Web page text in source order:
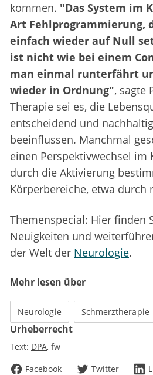
kommen. "Das System im
Art Fehlprogrammierung,
einfach wieder auf Null
ist nicht wie bei einem
man einmal runterfährt
wieder in Ordnung", sagte
Therapie sei es, die
entscheidend und
beeinflussen. Manchmal
einen Perspektivwechsel im
durch die Aktivierung
Körperbereiche, etwa durch
Themenspecial: Hier finden
Neuigkeiten und
der Welt der Neurologie.
Mehr lesen über
Neurologie Schmerztherapie
Urheberrecht
Text: DPA fw
Facebook
Twitter